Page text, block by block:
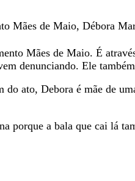
Mães de Maio, Débora
Mães de Maio. É
denunciando. Ele
do ato, Debora é mãe de
porque a bala que cai lá